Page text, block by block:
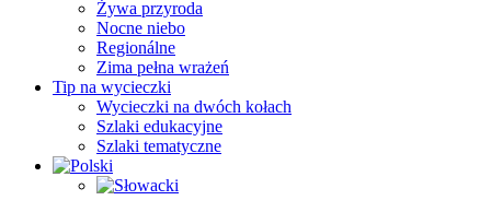
Żywa przyroda
Nocne niebo
Regionálne
Zima pełna wrażeń
Tip na wycieczki
Wycieczki na dwóch kołach
Szlaki edukacyjne
Szlaki tematyczne